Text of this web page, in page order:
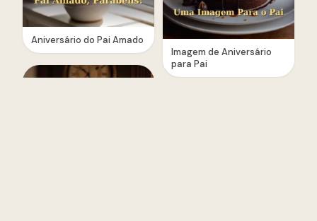
Aniversário do Pai Amado
Imagem de Aniversário
para Pai